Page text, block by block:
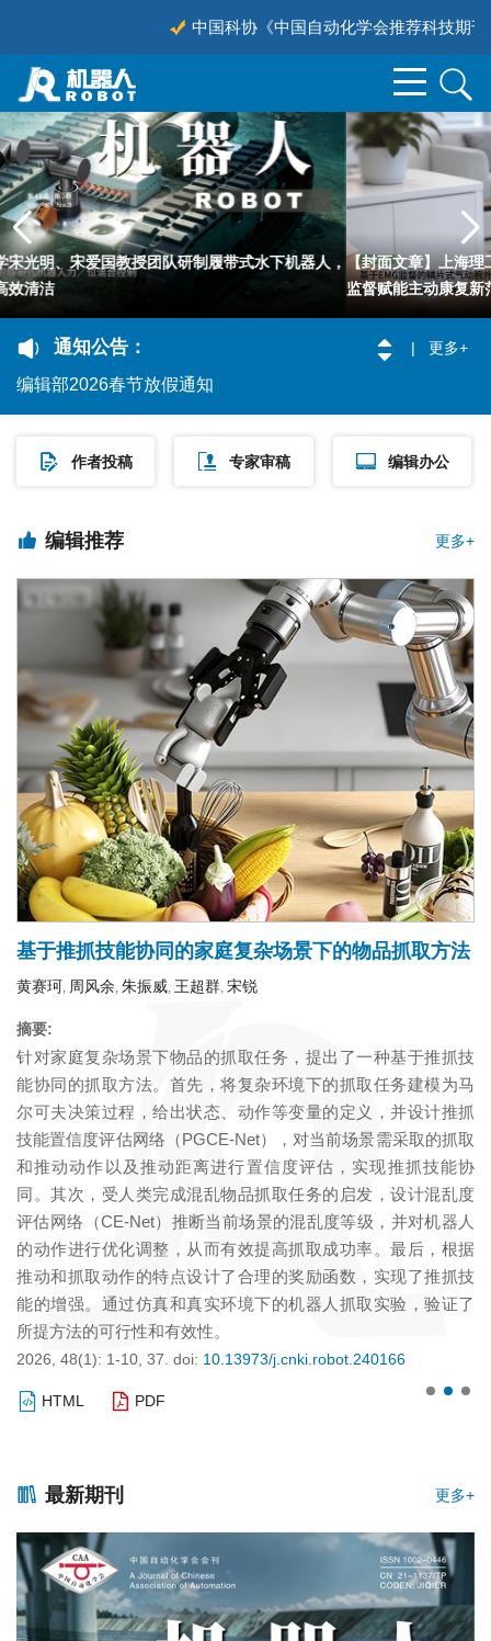
中国科协《中国自动化学会推荐科技期刊目录（
带式水下机器人，【封面文章】上海理工大学团队提出新型鳞片式腕
监督赋能主动康复新范式
通知公告：
声明
编辑部2026春节放假通知
“机器人跟踪-测量-加工一体化技术”专刊征稿（2026-06-30 截止）
领跑者5000-中国精品科技期刊顶尖学术论文(入选年2024)
编辑部2025年暑期放假通知
“可穿戴技术与遥机器人系统”专刊征稿（已截止）
“复杂恶劣环境下智能机器人的感知、决策与控制”专刊征稿（已截止）
“具身智能机器人：感知推理、协同决策与控制”专刊征稿（已截止）
《机器人》“具身智能机器人”专题征稿（已截止）
领跑者5000-中国精品科技期刊顶尖学术论文(入选年2023)
编辑部2025春节放假通知
“海上无人系统组网传输与协同控制”专刊征稿（已截止）
“农业机器人”专题征稿（已截止）
《机器人》“康复机器人”专刊征稿（已截止）
《机器人》“星表作业机器人”专题征稿（已截止）
编辑部2026年暑期放假通知
更多+
作者投稿 专家审稿 编辑办公
编辑推荐 更多+
面向地外复杂地形的足式星球探测机器人综述
訾佩锦,栗琪凯 秦日鹏,陈佳伟,张涛,徐坤 丁希仑
摘要:
性能提出更高要求，足式机器人因卓越的地形适应性和机动灵
活性，逐渐成为星球探测领域的研究热点。本文综述了面向地
外复杂地形和环境的足式星球探测机器人的研究现状；对“一机
多能”的设计需求、在复杂星表环境的适应性与可靠性、能源供
应与管理、环境感知与建模等方面的挑战进行了分析，重点介
绍和分析了足式星球探测机器人的机构与机械设计方法、全身
协调控制方法、感知与定位方法等关键技术研究进展；探讨了
不同构形和方法的优缺点，以及在实际探测任务中可能存在的
问题，展望了未来研究方向和应用前景，以期为星球探测机器
人领域的进一步发展提供参考。
2025, 47(6): 817-843. doi:10.13973/j.cnki.robot.250060
HTML PDF
最新期刊 更多+